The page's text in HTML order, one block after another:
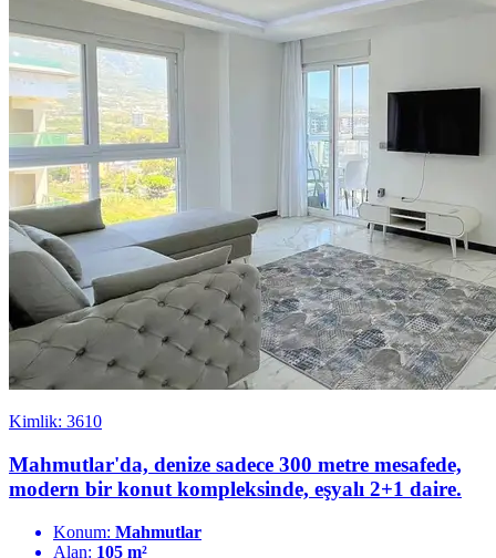
Kimlik: 3610
Mahmutlar'da, denize sadece 300 metre mesafede,
modern bir konut kompleksinde, eşyalı 2+1 daire.
Konum: Mahmutlar
Alan: 105 m²